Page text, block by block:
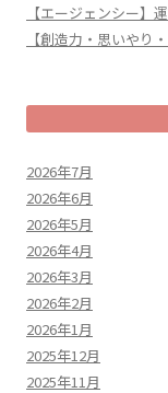
【エージェンシー】
【創造力・思いや
2026年7月
2026年6月
2026年5月
2026年4月
2026年3月
2026年2月
2026年1月
2025年12月
2025年11月